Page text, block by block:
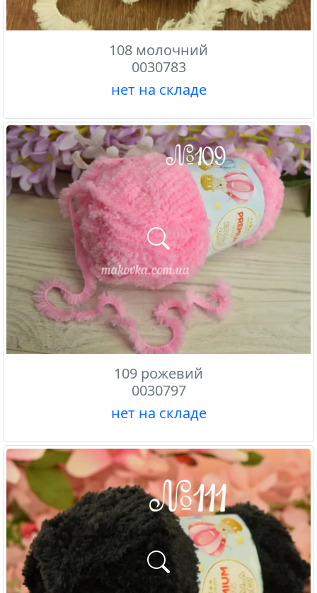
108 молочний
0030783
нет на складе
109 рожевий
0030797
нет на складе